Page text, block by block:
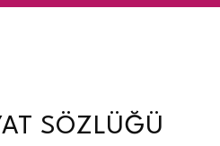
SÖZLÜĞÜ